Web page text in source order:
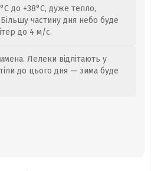
до +38°C, дуже тепло,
Більшу частину дня небо буде
до 4 м/с.
Лелеки відлітають у
до цього дня — зима буде